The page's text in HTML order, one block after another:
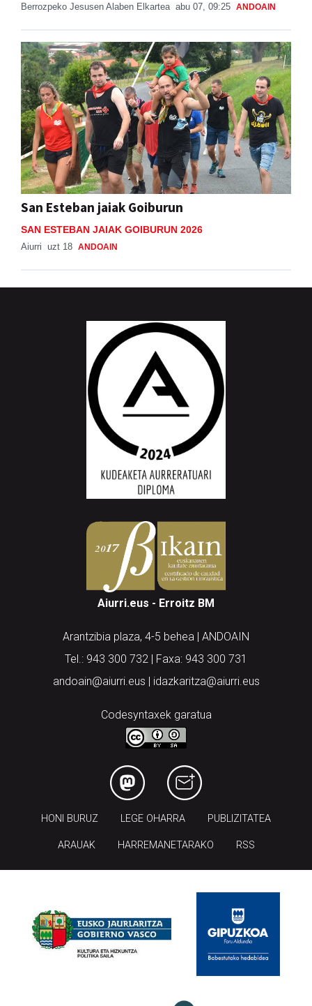
Berrozpeko Jesusen Alaben Elkartea abu 07, 09:25 ANDOAIN
San Esteban jaiak Goiburun
SAN ESTEBAN JAIAK GOIBURUN 2026
Aiurri uzt 18 ANDOAIN
Aiurri.eus - Erroitz BM
Arantzibia plaza, 4-5 behea | ANDOAIN
Tel.: 943 300 732 | Faxa: 943 300 731
andoain@aiurri.eus | idazkaritza@aiurri.eus
Codesyntaxek garatua
HONI BURUZ LEGE OHARRA PUBLIZITATEA
ARAUAK HARREMANETARAKO RSS